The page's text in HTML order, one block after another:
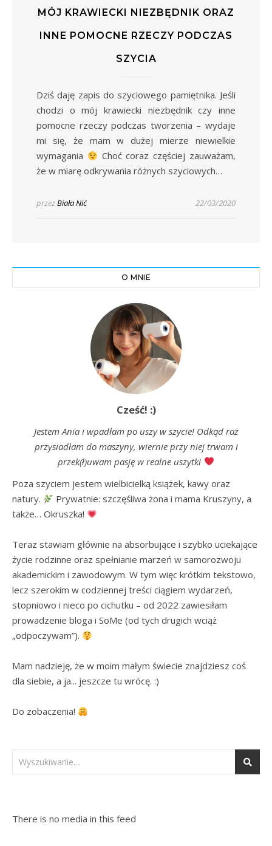
MÓJ KRAWIECKI NIEZBĘDNIK ORAZ
INNE POMOCNE RZECZY PODCZAS
SZYCIA
Dziś daję zapis do szyciowego pamiętnika. Jeśli
chodzi o mój krawiecki niezbędnik czy inne
pomocne rzeczy podczas tworzenia – wydaje
mi się, że mam w dużej mierze niewielkie
wymagania
Choć coraz częściej zauważam,
że w miarę odkrywania różnych szyciowych…
przezBiała Nić 22/03/2020
O MNIE
Cześć! :)
Jestem Ania i wpadłam po uszy w szycie! Odkąd raz
przysiadłam do maszyny, wiernie przy niej trwam i
przek(ł)uwam pasję w realne uszytki
Poza szyciem jestem wielbicielką książek, kawy oraz
natury.
Prywatnie: szczęśliwa żona i mama Kruszyny, a
także… Okruszka!
Teraz stawiam głównie na absorbujące i szybko uciekające
życie rodzinne oraz spełnianie marzeń w samorozwoju
akademickim i zawodowym. W tym więc krótkim tekstowo,
lecz szerokim w codziennej treści ciągiem wydarzeń,
stopniowo i nieco po cichutku – od 2022 zawiesiłam
prowadzenie bloga i SoMe (od tych drugich wciąż
„odpoczywam”).
Mam nadzieję, że w moim małym świecie znajdziesz coś
dla siebie, a ja... jeszcze tu wrócę. :)
Do zobaczenia!
There is no media in this feed